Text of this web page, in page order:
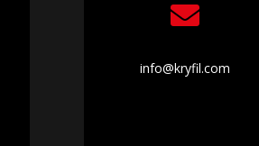

info@kryfil.com